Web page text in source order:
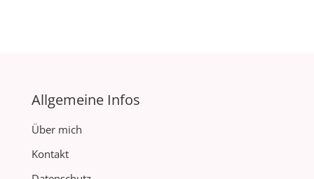
Allgemeine Infos
Über mich
Kontakt